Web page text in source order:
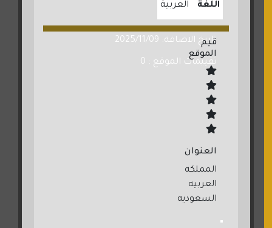
اللغة العربية
تاريخ الاضافة: 2025/11/09
تقييمات الموقع : 0
قيم
الموقع
العنوان
المملكه
العربيه
السعوديه